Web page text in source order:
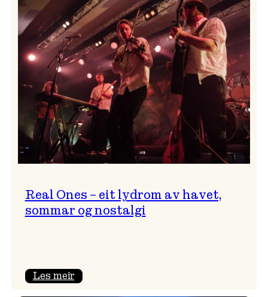
og
…?
Real Ones – eit lydrom av havet,
sommar og nostalgi
Les meir: